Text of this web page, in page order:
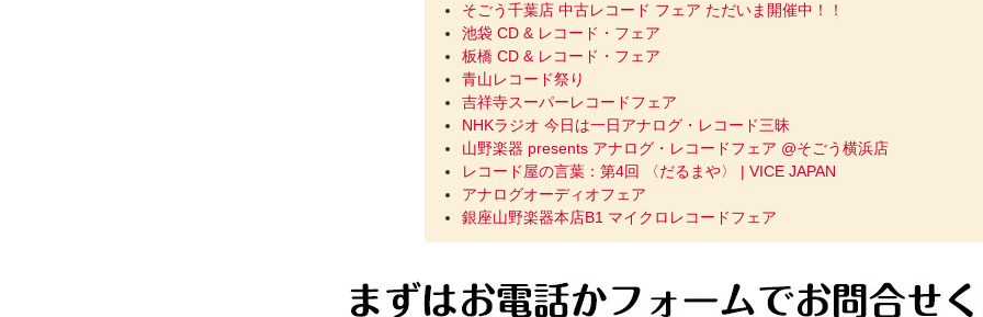
そごう千葉店 中古レコード フェア ただいま開催中！！
池袋 CD & レコード・フェア
板橋 CD & レコード・フェア
青山レコード祭り
吉祥寺スーパーレコードフェア
NHKラジオ 今日は一日アナログ・レコード三昧
山野楽器 presents アナログ・レコードフェア @そごう横浜店
レコード屋の言葉：第4回 〈だるまや〉 | VICE JAPAN
アナログオーディオフェア
銀座山野楽器本店B1 マイクロレコードフェア